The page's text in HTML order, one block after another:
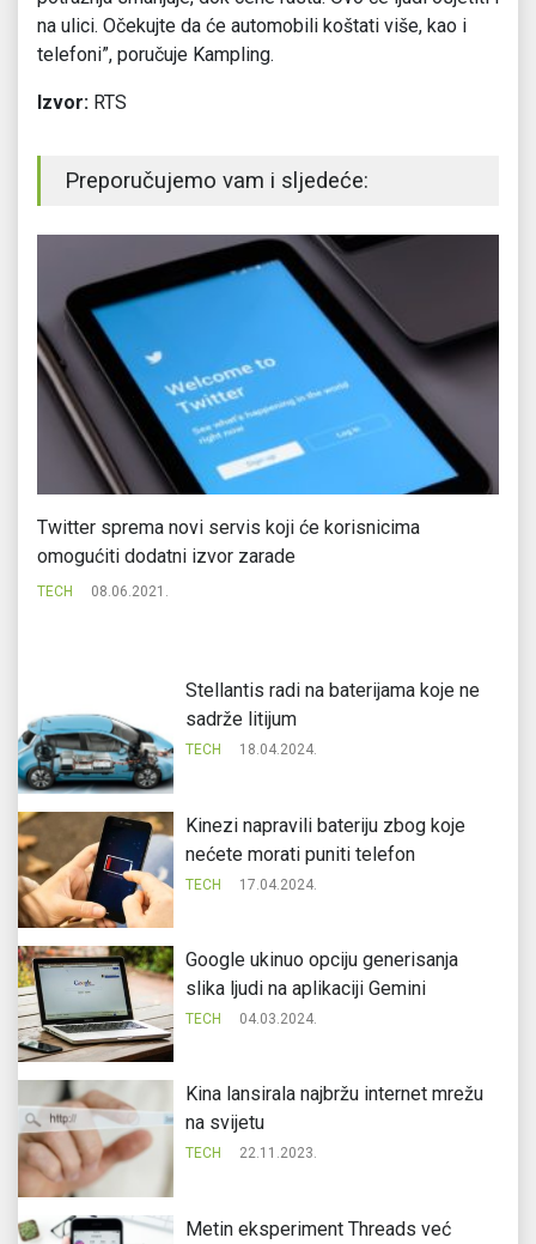
na ulici. Očekujte da će automobili koštati više, kao i
telefoni”, poručuje Kampling.
Izvor: RTS
Preporučujemo vam i sljedeće:
Twitter sprema novi servis koji će korisnicima
omogućiti dodatni izvor zarade
TECH 08.06.2021.
Stellantis radi na baterijama koje ne
sadrže litijum
TECH 18.04.2024.
Kinezi napravili bateriju zbog koje
nećete morati puniti telefon
TECH 17.04.2024.
Google ukinuo opciju generisanja
slika ljudi na aplikaciji Gemini
TECH 04.03.2024.
Kina lansirala najbržu internet mrežu
na svijetu
TECH 22.11.2023.
Metin eksperiment Threads već